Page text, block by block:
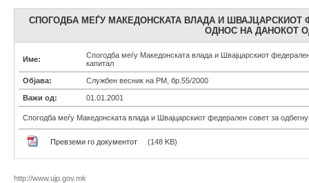
СПОГОДБА МЕЃУ МАКЕДОНСКАТА ВЛАДА И
ОДНОС НА ДАНОКОТ
Име:
Спогодба меѓу Македонската влада и Швајцарскиот
капитал
Објава: Службен весник на РМ, бр.55/2000
Важи од: 01.01.2001
Спогодба меѓу Македонската влада и Швајцарскиот федерален совет за
Превземи го документот (148 KB)
http://www.ujp.gov.mk